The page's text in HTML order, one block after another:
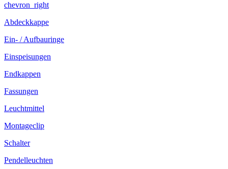
chevron_right
Abdeckkappe
Ein- / Aufbauringe
Einspeisungen
Endkappen
Fassungen
Leuchtmittel
Montageclip
Schalter
Pendelleuchten